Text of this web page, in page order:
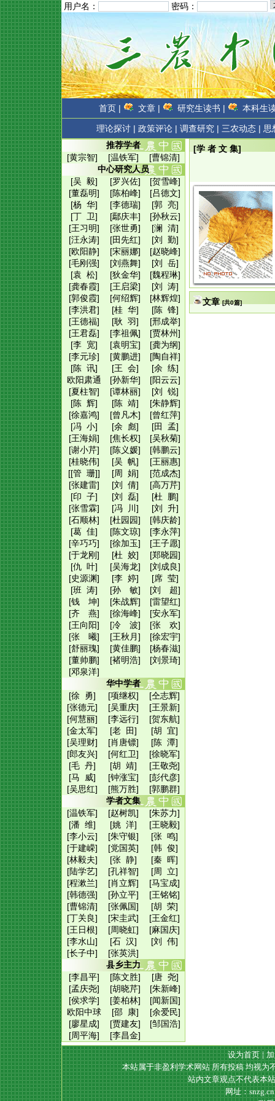
用户名： 密码：
首页 | 文章 | 研究生读书 | 本科生
理论探讨 | 政策评论 | 调查研究 | 三农动态 | 思
[学 者 文 集]
文章 [共0篇]
推荐学者
[黄宗智]
[温铁军]
[曹锦清]
中心研究人员
[吴 毅]
[罗兴佐]
[贺雪峰]
[董磊明]
[陈柏峰]
[吕德文]
[杨 华]
[李德瑞]
[郭 亮]
[丁 卫]
[鄢庆丰]
[孙秋云]
[王习明]
[张世勇]
[澜 清]
[汪永涛]
[田先红]
[刘 勤]
[欧阳静]
[宋丽娜]
[赵晓峰]
[毛刚强]
[刘燕舞]
[刘 岳]
[袁 松]
[狄金华]
[魏程琳]
[龚春霞]
[王启梁]
[刘 涛]
[郭俊霞]
[何绍辉]
[林辉煌]
[李洪君]
[桂 华]
[陈 锋]
[王德福]
[耿 羽]
[邢成举]
[王君磊]
[李祖佩]
[贾林州]
[李 宽]
[袁明宝]
[龚为纲]
[李元珍]
[黄鹏进]
[陶自祥]
[陈 讯]
[王 会]
[余 练]
欧阳肃通
[孙新华]
[阳云云]
[夏柱智]
[谭林丽]
[刘 锐]
[陈 辉]
[陈 靖]
[朱静辉]
[徐嘉鸿]
[曾凡木]
[曾红萍]
[冯 小]
[余 彪]
[田 孟]
[王海娟]
[焦长权]
[吴秋菊]
[谢小芹]
[陈义媛]
[韩鹏云]
[桂晓伟]
[吴 帆]
[王丽惠]
[[管 珊]]
[周 娟]
[范成杰]
[张建雷]
[刘 倩]
[高万芹]
[印 子]
[刘 磊]
[杜 鹏]
[张雪霖]
[冯 川]
[刘 升]
[石顺林]
[杜园园]
[韩庆龄]
[葛 佳]
[陈文琼]
[李永萍]
[辛巧巧]
[徐加玉]
[王子愿]
[于龙刚]
[杜 姣]
[郑晓园]
[仇 叶]
[吴海龙]
[刘成良]
[史源渊]
[李 婷]
[席 莹]
[班 涛]
[孙 敏]
[刘 超]
[钱 坤]
[朱战辉]
[雷望红]
[齐 燕]
[徐海峰]
[安永军]
[王向阳]
[冷 波]
[张 欢]
[张 曦]
[王秋月]
[徐宏宇]
[舒丽瑰]
[黄佳鹏]
[杨春滋]
[董帅鹏]
[褚明浩]
[刘景琦]
[邓泉洋]
华中学者
[徐 勇]
[项继权]
[仝志辉]
[张德元]
[吴重庆]
[王景新]
[何慧丽]
[李远行]
[贺东航]
[金太军]
[老 田]
[胡 宜]
[吴理财]
[肖唐镖]
[陈 潭]
[郎友兴]
[何红卫]
[徐晓军]
[毛 丹]
[胡 靖]
[王敬尧]
[马 威]
[钟涨宝]
[彭代彦]
[吴思红]
[熊万胜]
[郭鹏群]
学者文集
[温铁军]
[赵树凯]
[朱苏力]
[潘 维]
[姚 洋]
[王晓毅]
[李小云]
[朱守银]
[张 鸣]
[于建嵘]
[党国英]
[韩 俊]
[林毅夫]
[张 静]
[秦 晖]
[陆学艺]
[孔祥智]
[周 立]
[程漱兰]
[肖立辉]
[马宝成]
[韩德强]
[孙立平]
[王铭铭]
[曹锦清]
[张佩国]
[胡 荣]
[丁关良]
[宋圭武]
[王金红]
[王日根]
[周晓虹]
[麻国庆]
[李水山]
[石 汉]
[刘 伟]
[长子中]
[张英洪]
县乡主力
[李昌平]
[陈文胜]
[唐 尧]
[孟庆尧]
[胡晓芹]
[朱新峰]
[侯求学]
[姜柏林]
[闻新国]
欧阳中球
[邵 康]
[余爱民]
[廖星成]
[贾建友]
[邹国浩]
[周平海]
[李昌金]
设为首页|
本站属于非盈利学术网站 所有投稿 均视为
站内文章观点不代表本
网址：